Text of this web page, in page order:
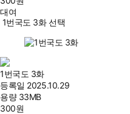
대여
1번국도 3화 선택
1번국도 3화
등록일 2025.10.29
용량 33MB
300원